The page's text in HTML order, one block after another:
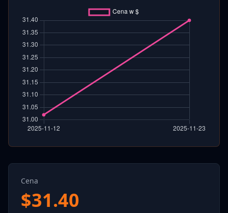
Cena
$31.40